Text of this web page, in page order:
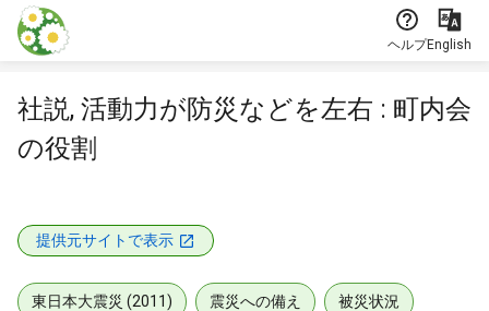
本文に飛ぶ
ヘルプEnglish
社説, 活動力が防災などを左右 : 町内会
の役割
提供元サイトで表示
東日本大震災 (2011) 震災への備え 被災状況